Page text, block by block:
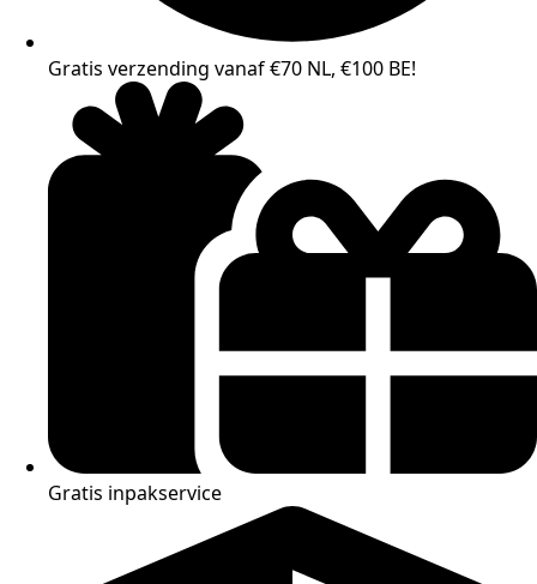
Gratis verzending vanaf €70 NL, €100 BE!
Gratis inpakservice